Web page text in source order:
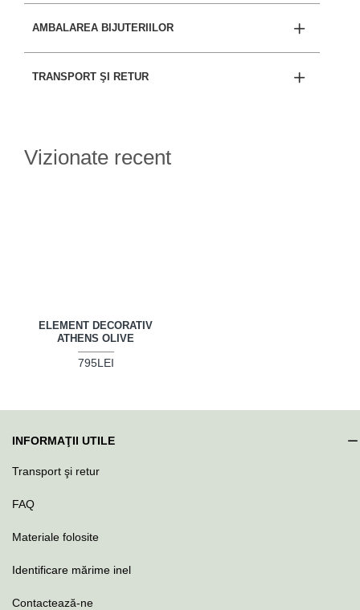
AMBALAREA BIJUTERIILOR
TRANSPORT ŞI RETUR
Vizionate recent
ELEMENT DECORATIV
ATHENS OLIVE
795LEI
INFORMAŢII UTILE
Transport şi retur
FAQ
Materiale folosite
Identificare mărime inel
Contactează-ne